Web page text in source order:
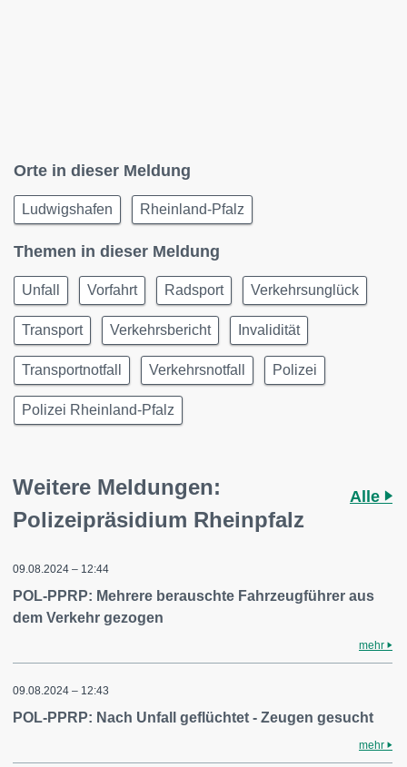
Orte in dieser Meldung
Ludwigshafen Rheinland-Pfalz
Themen in dieser Meldung
Unfall Vorfahrt Radsport Verkehrsunglück
Transport Verkehrsbericht Invalidität
Transportnotfall Verkehrsnotfall Polizei
Polizei Rheinland-Pfalz
Weitere Meldungen:
Polizeipräsidium Rheinpfalz
Alle
09.08.2024 – 12:44
POL-PPRP: Mehrere berauschte Fahrzeugführer aus
dem Verkehr gezogen
mehr
09.08.2024 – 12:43
POL-PPRP: Nach Unfall geflüchtet - Zeugen gesucht
mehr